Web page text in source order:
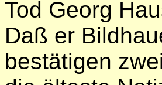
Tod Georg
Daß er
bestätigen